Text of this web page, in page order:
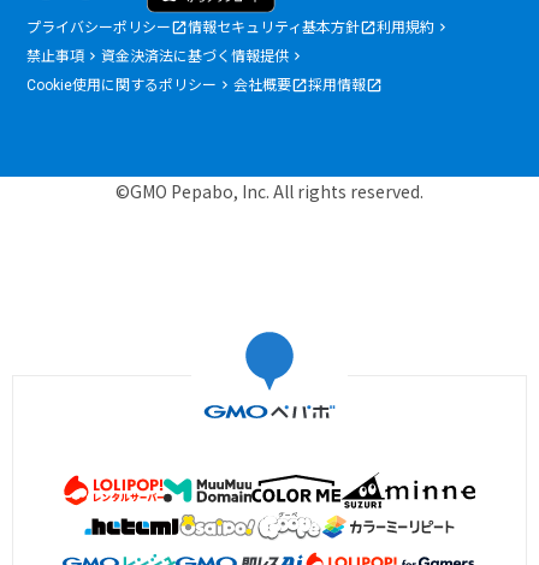
プライバシーポリシー 情報セキュリティ基本方針
利用規約
禁止事項
資金決済法に基づく情報提供
Cookie使用に関するポリシー
会社概要 採用情報
©GMO Pepabo, Inc. All rights reserved.